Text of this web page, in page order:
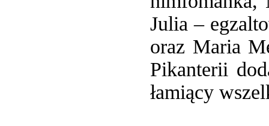
Julia –
oraz Maria
Pikanterii
łamiący